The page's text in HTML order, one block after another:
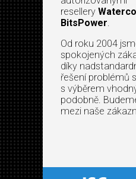
resellery
BitsPower.
Od roku 2004
spokojených
díky
řešení problémů
s výběrem
podobně.
mezi naše